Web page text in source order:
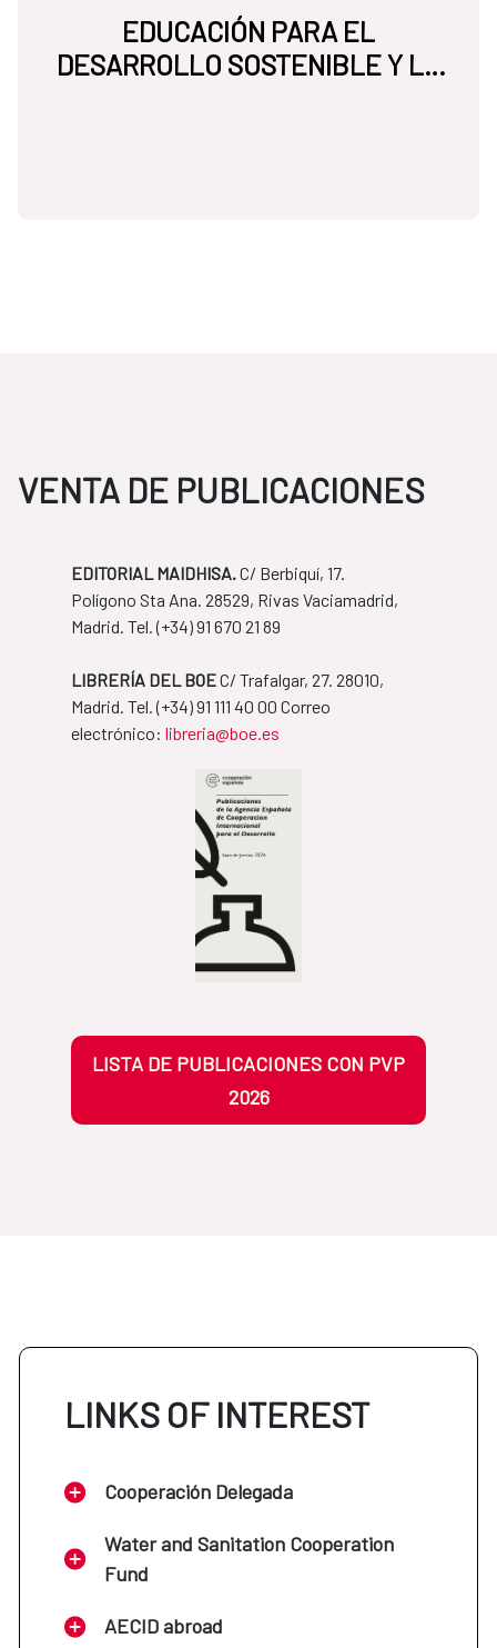
EDUCACIÓN PARA EL
DESARROLLO SOSTENIBLE Y LA
VENTA DE PUBLICACIONES
EDITORIAL MAIDHISA.C/ Berbiquí, 17.
Polígono Sta Ana. 28529, Rivas Vaciamadrid,
Madrid. Tel. ​(+34) 91 670 21 89
LIBRERÍA DEL BOEC/ Trafalgar, 27. 28010,
Madrid. Tel. ​(+34) 91 111 40 00 Correo
​​​​​​​electrónico: libreria@boe.es
LISTA DE PUBLICACIONES CON PVP
2026
LINKS OF INTEREST
Cooperación Delegada
Water and Sanitation Cooperation
Fund
AECID abroad